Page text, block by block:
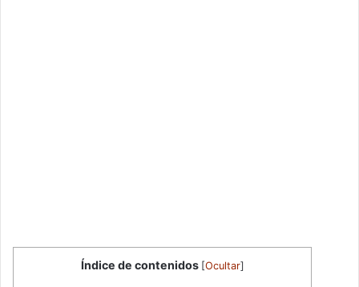
Índice de contenidos [Ocultar]